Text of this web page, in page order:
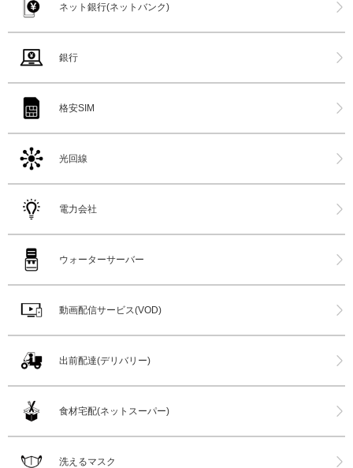
ネット銀行(ネットバンク)
銀行
格安SIM
光回線
電力会社
ウォーターサーバー
動画配信サービス(VOD)
出前配達(デリバリー)
食材宅配(ネットスーパー)
洗えるマスク